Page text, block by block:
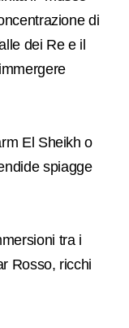
di
dei Re e il
El Sheikh o
spiagge
tra i
Rosso, ricchi